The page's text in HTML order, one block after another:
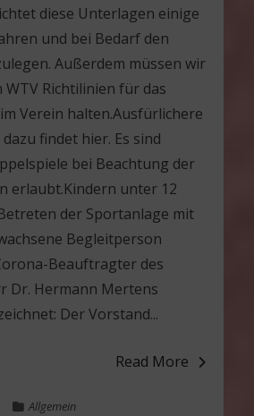
diese Unterlagen einige
und bei Bedarf den
Außerdem müssen wir
WTV Richtilinien für das
Verein halten.Ausfürlichere
findet hier. Es sind
bei Beachtung der
erlaubt.Kindern unter 12
der Sportanlage mit
Begleitperson
Beauftragter des
Dr. Hermann Mertens
Der Vorstand...
Read More
Allgemein